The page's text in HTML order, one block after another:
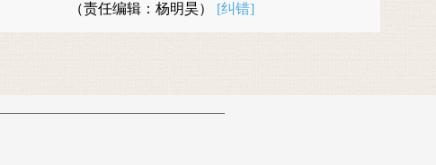
（责任编辑：杨明昊） [纠错]